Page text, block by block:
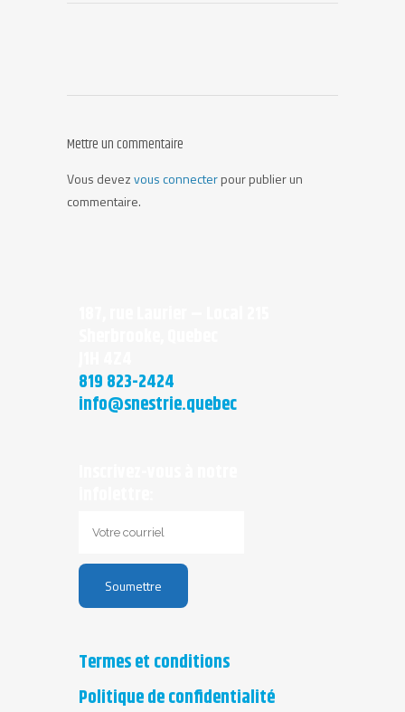
Mettre un commentaire
Vous devezvous connecterpour publier un
commentaire.
819 823-2424
info@snestrie.quebec
Termes et conditions
Politique de confidentialité